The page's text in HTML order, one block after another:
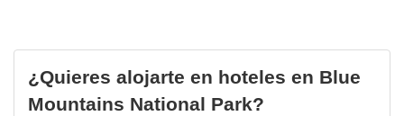
¿Quieres alojarte en hoteles en Blue
Mountains National Park?